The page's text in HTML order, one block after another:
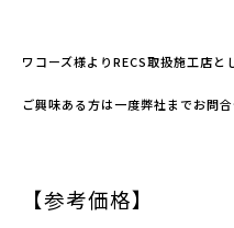
ワコーズ様よりRECS取扱施工店と
ご興味ある方は一度弊社までお問合
【参考価格】